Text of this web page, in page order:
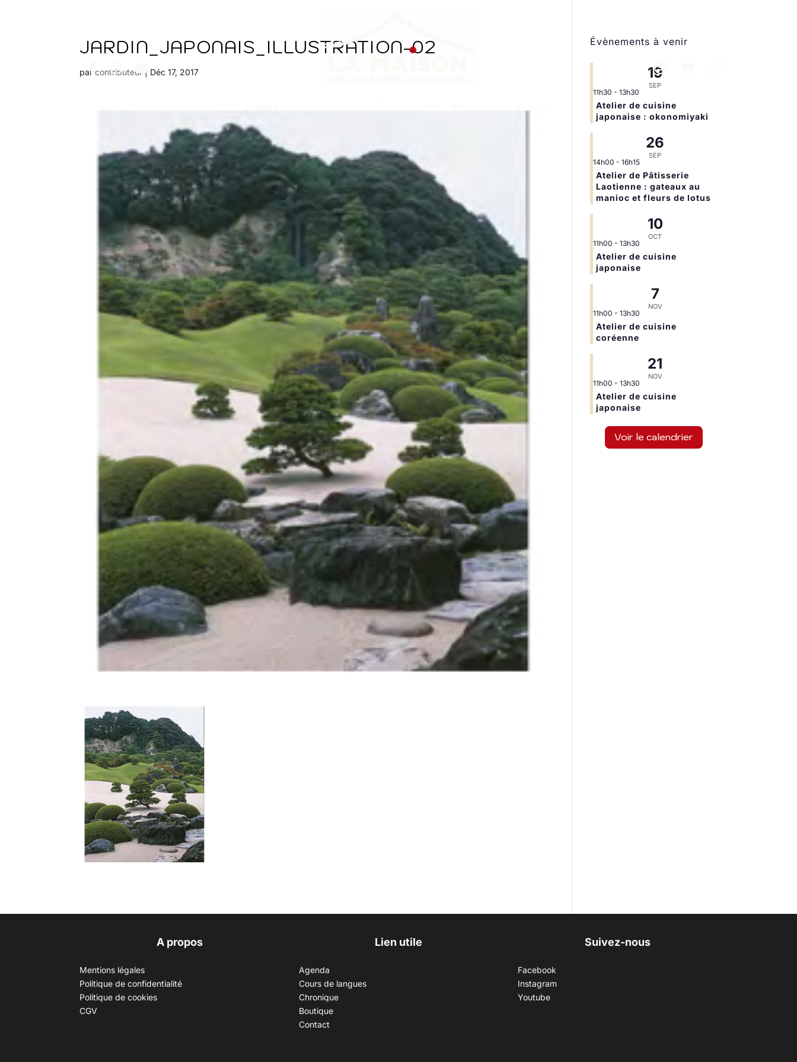
JARDIN_JAPONAIS_ILLUSTRATION-02
parcontributeur | Déc 17, 2017
Évènements à venir
19
SEP
11h30 - 13h30
Atelier de cuisine
japonaise : okonomiyaki
26
SEP
14h00 - 16h15
Atelier de Pâtisserie
Laotienne : gateaux au
manioc et fleurs de lotus
10
OCT
11h00 - 13h30
Atelier de cuisine
japonaise
7
NOV
11h00 - 13h30
Atelier de cuisine
coréenne
21
NOV
11h00 - 13h30
Atelier de cuisine
japonaise
Voir le calendrier
A propos
Mentions légales
Politique de confidentialité
Politique de cookies
CGV
Lien utile
Agenda
Cours de langues
Chronique
Boutique
Contact
Suivez-nous
Facebook
Instagram
Youtube